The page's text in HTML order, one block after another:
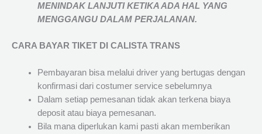
MENINDAK LANJUTI KETIKA ADA HAL YANG
MENGGANGU DALAM PERJALANAN.
CARA BAYAR TIKET DI CALISTA TRANS
Pembayaran bisa melalui driver yang bertugas dengan
konfirmasi dari costumer service sebelumnya
Dalam setiap pemesanan tidak akan terkena biaya
deposit atau biaya pemesanan.
Bila mana diperlukan kami pasti akan memberikan